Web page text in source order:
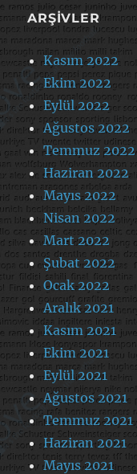
ARŞIVLER
Kasım 2022
Ekim 2022
Eylül 2022
Ağustos 2022
Temmuz 2022
Haziran 2022
Mayıs 2022
Nisan 2022
Mart 2022
Şubat 2022
Ocak 2022
Aralık 2021
Kasım 2021
Ekim 2021
Eylül 2021
Ağustos 2021
Temmuz 2021
Haziran 2021
Mayıs 2021